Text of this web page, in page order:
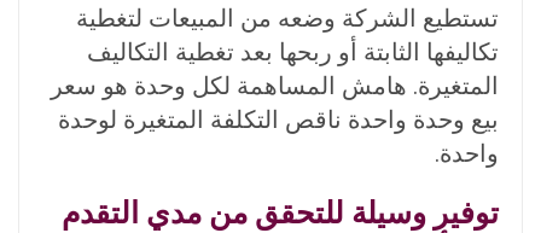
تستطيع الشركة وضعه من المبيعات لتغطية
تكاليفها الثابتة أو ربحها بعد تغطية التكاليف
المتغيرة. هامش المساهمة لكل وحدة هو سعر
بيع وحدة واحدة ناقص التكلفة المتغيرة لوحدة
واحدة.
توفير وسيلة للتحقق من مدي التقدم